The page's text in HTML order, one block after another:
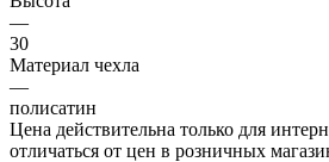
—
30
Материал чехла
—
полисатин
Цена действительна только для
отличаться от цен в розничных